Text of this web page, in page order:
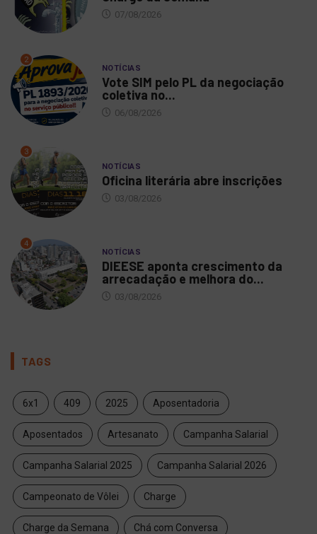
07/08/2026
2
NOTÍCIAS
Vote SIM pelo PL da negociação
coletiva no...
06/08/2026
3
NOTÍCIAS
Oficina literária abre inscrições
03/08/2026
4
NOTÍCIAS
DIEESE aponta crescimento da
arrecadação e melhora do...
03/08/2026
TAGS
6x1 409 2025 Aposentadoria
Aposentados Artesanato Campanha Salarial
Campanha Salarial 2025 Campanha Salarial 2026
Campeonato de Vôlei Charge
Charge da Semana Chá com Conversa